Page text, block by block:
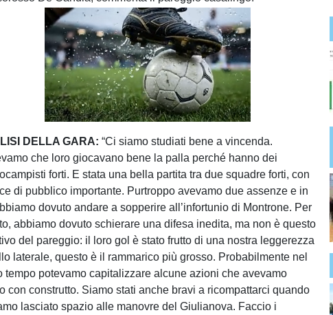
Unmute
Loaded:
100.00%
DELLA GARA: “Ci siamo studiati bene a vincenda.
che loro giocavano bene la palla perché hanno dei
forti. E stata una bella partita tra due squadre forti, con
di pubblico importante. Purtroppo avevamo due assenze e in
dovuto andare a sopperire all’infortunio di Montrone. Per
abbiamo dovuto schierare una difesa inedita, ma non è questo
del pareggio: il loro gol è stato frutto di una nostra leggerezza
laterale, questo è il rammarico più grosso. Probabilmente nel
tempo potevamo capitalizzare alcune azioni che avevamo
con construtto. Siamo stati anche bravi a ricompattarci quando
lasciato spazio alle manovre del Giulianova. Faccio i